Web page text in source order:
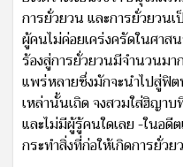
การยั่วยวน และการยั่วยวน
ผู้คนไม่ค่อยเคร่งครัดในศาส
ร้องสู่การยั่วยวนมีจำนวนม
แพร่หลายซึ่งมักจะนำไปสู่ฟิต
เหล่านั้นเถิด จงสวมใส่ฮิญา
และไม่มีผู้รู้คนใดเลย -ในอ
กระทำสิ่งที่ก่อให้เกิดการยั่วย